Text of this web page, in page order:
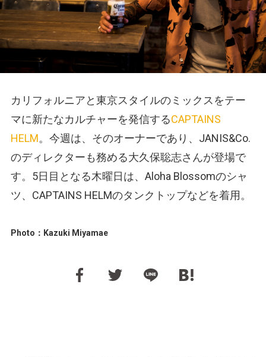
カリフォルニアと東京スタイルのミックスをテー
マに新たなカルチャーを発信するCAPTAINS
HELM。今週は、そのオーナーであり、JANIS&Co.
のディレクターも務める大久保聡志さんが登場で
す。5日目となる木曜日は、Aloha Blossomのシャ
ツ、CAPTAINS HELMのタンクトップなどを着用。
Photo：Kazuki Miyamae